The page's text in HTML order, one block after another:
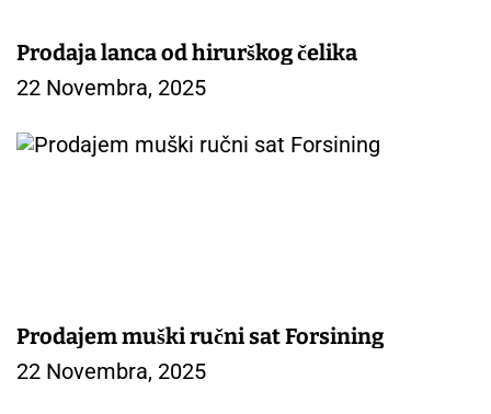
Prodaja lanca od hirurškog čelika
22 Novembra, 2025
Prodajem muški ručni sat Forsining
22 Novembra, 2025